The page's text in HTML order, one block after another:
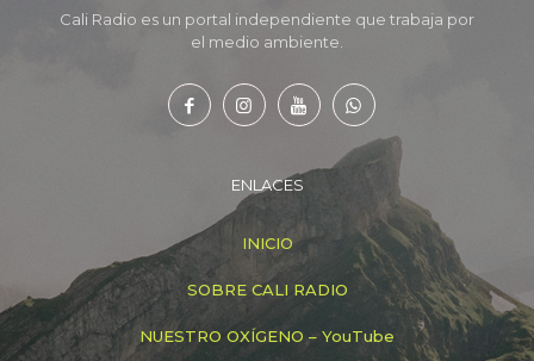
Cali Radio es un portal independiente que trabaja por
el medio ambiente.
ENLACES
INICIO
SOBRE CALI RADIO
NUESTRO OXÍGENO – YouTube